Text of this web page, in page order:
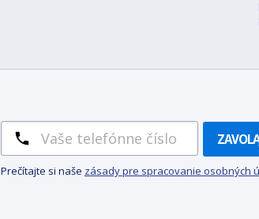
Prečítajte si naše zásady pre spracovanie osobných